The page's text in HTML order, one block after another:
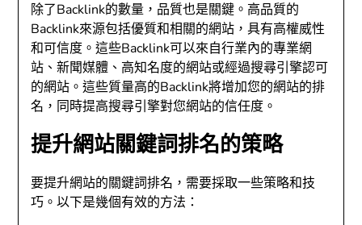
除了Backlink的數量，品質也是關鍵。高品質的
Backlink來源包括優質和相關的網站，具有高權威性
和可信度。這些Backlink可以來自行業內的專業網
站、新聞媒體、高知名度的網站或經過搜尋引擎認可
的網站。這些質量高的Backlink將增加您的網站的排
名，同時提高搜尋引擎對您網站的信任度。
提升網站關鍵詞排名的策略
要提升網站的關鍵詞排名，需要採取一些策略和技
巧。以下是幾個有效的方法：